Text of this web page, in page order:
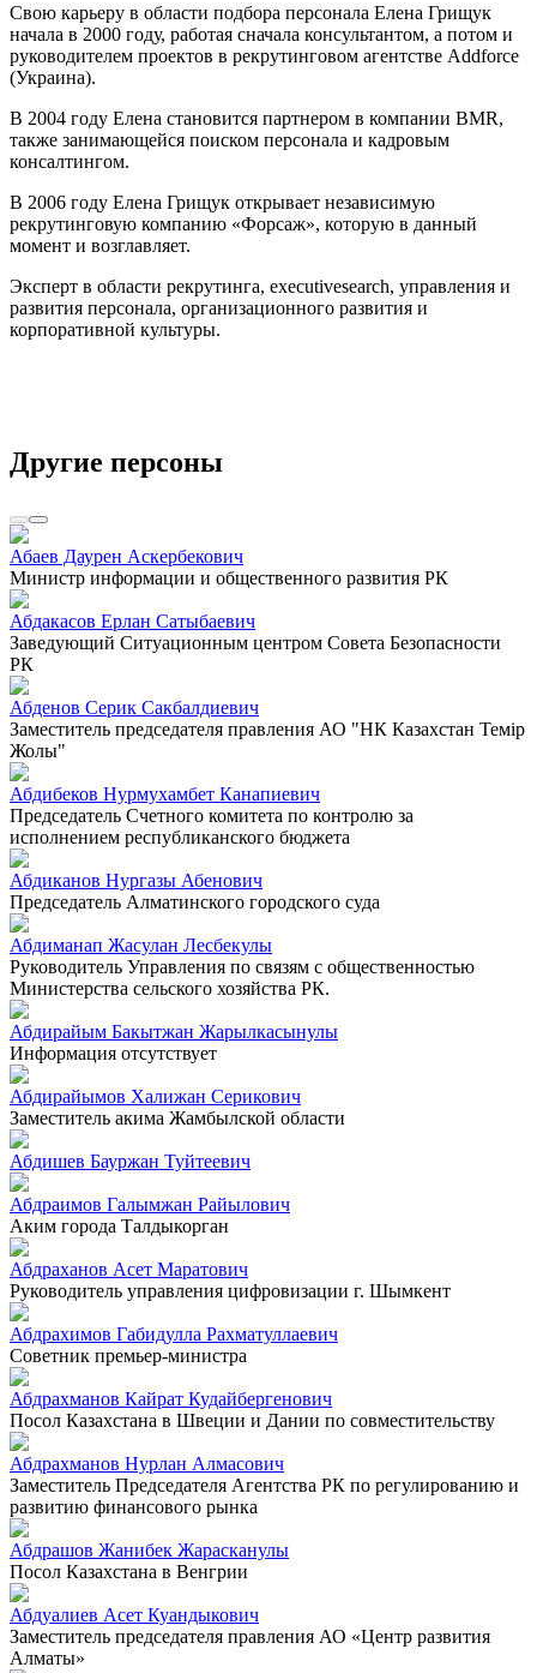
Свою карьеру в области подбора персонала Елена Грищук
начала в 2000 году, работая сначала консультантом, а потом и
руководителем проектов в рекрутинговом агентстве Addforce
(Украина).
В 2004 году Елена становится партнером в компании BMR,
также занимающейся поиском персонала и кадровым
консалтингом.
В 2006 году Елена Грищук открывает независимую
рекрутинговую компанию «Форсаж», которую в данный
момент и возглавляет.
Эксперт в области рекрутинга, executivesearch, управления и
развития персонала, организационного развития и
корпоративной культуры.
Другие персоны
Абаев Даурен Аскербекович
Министр информации и общественного развития РК
Абдакасов Ерлан Сатыбаевич
Заведующий Ситуационным центром Совета Безопасности
РК
Абденов Серик Сакбалдиевич
Заместитель председателя правления АО "НК Казахстан Темiр
Жолы"
Абдибеков Нурмухамбет Канапиевич
Председатель Счетного комитета по контролю за
исполнением республиканского бюджета
Абдиканов Нургазы Абенович
Председатель Алматинского городского суда
Абдиманап Жасулан Лесбекулы
Руководитель Управления по связям с общественностью
Министерства сельского хозяйства РК.
Абдирайым Бакытжан Жарылкасынулы
Информация отсутствует
Абдирайымов Халижан Серикович
Заместитель акима Жамбылской области
Абдишев Бауржан Туйтеевич
Абдраимов Галымжан Райылович
Аким города Талдыкорган
Абдраханов Асет Маратович
Руководитель управления цифровизации г. Шымкент
Абдрахимов Габидулла Рахматуллаевич
Советник премьер-министра
Абдрахманов Кайрат Кудайбергенович
Посол Казахстана в Швеции и Дании по совместительству
Абдрахманов Нурлан Алмасович
Заместитель Председателя Агентства РК по регулированию и
развитию финансового рынка
Абдрашов Жанибек Жарасканулы
Посол Казахстана в Венгрии
Абдуалиев Асет Куандыкович
Заместитель председателя правления АО «Центр развития
Алматы»